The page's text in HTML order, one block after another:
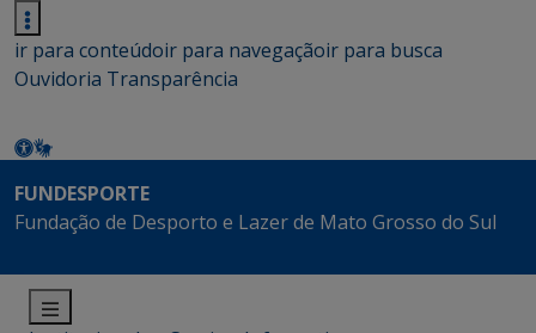
ir para conteúdoir para navegaçãoir para busca
Ouvidoria Transparência
FUNDESPORTE
Fundação de Desporto e Lazer de Mato Grosso do Sul